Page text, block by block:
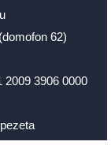
62)
2009 3906 0000